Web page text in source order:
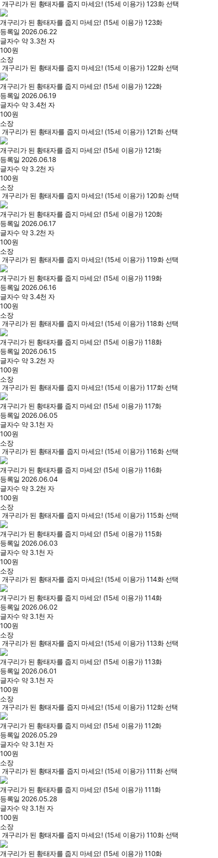
개구리가 된 황태자를 줍지 마세요! (15세 이용가) 123화 선택
개구리가 된 황태자를 줍지 마세요! (15세 이용가) 123화
등록일 2026.06.22
글자수 약 3.3천 자
100원
소장
개구리가 된 황태자를 줍지 마세요! (15세 이용가) 122화 선택
개구리가 된 황태자를 줍지 마세요! (15세 이용가) 122화
등록일 2026.06.19
글자수 약 3.4천 자
100원
소장
개구리가 된 황태자를 줍지 마세요! (15세 이용가) 121화 선택
개구리가 된 황태자를 줍지 마세요! (15세 이용가) 121화
등록일 2026.06.18
글자수 약 3.2천 자
100원
소장
개구리가 된 황태자를 줍지 마세요! (15세 이용가) 120화 선택
개구리가 된 황태자를 줍지 마세요! (15세 이용가) 120화
등록일 2026.06.17
글자수 약 3.2천 자
100원
소장
개구리가 된 황태자를 줍지 마세요! (15세 이용가) 119화 선택
개구리가 된 황태자를 줍지 마세요! (15세 이용가) 119화
등록일 2026.06.16
글자수 약 3.4천 자
100원
소장
개구리가 된 황태자를 줍지 마세요! (15세 이용가) 118화 선택
개구리가 된 황태자를 줍지 마세요! (15세 이용가) 118화
등록일 2026.06.15
글자수 약 3.2천 자
100원
소장
개구리가 된 황태자를 줍지 마세요! (15세 이용가) 117화 선택
개구리가 된 황태자를 줍지 마세요! (15세 이용가) 117화
등록일 2026.06.05
글자수 약 3.1천 자
100원
소장
개구리가 된 황태자를 줍지 마세요! (15세 이용가) 116화 선택
개구리가 된 황태자를 줍지 마세요! (15세 이용가) 116화
등록일 2026.06.04
글자수 약 3.2천 자
100원
소장
개구리가 된 황태자를 줍지 마세요! (15세 이용가) 115화 선택
개구리가 된 황태자를 줍지 마세요! (15세 이용가) 115화
등록일 2026.06.03
글자수 약 3.1천 자
100원
소장
개구리가 된 황태자를 줍지 마세요! (15세 이용가) 114화 선택
개구리가 된 황태자를 줍지 마세요! (15세 이용가) 114화
등록일 2026.06.02
글자수 약 3.1천 자
100원
소장
개구리가 된 황태자를 줍지 마세요! (15세 이용가) 113화 선택
개구리가 된 황태자를 줍지 마세요! (15세 이용가) 113화
등록일 2026.06.01
글자수 약 3.1천 자
100원
소장
개구리가 된 황태자를 줍지 마세요! (15세 이용가) 112화 선택
개구리가 된 황태자를 줍지 마세요! (15세 이용가) 112화
등록일 2026.05.29
글자수 약 3.1천 자
100원
소장
개구리가 된 황태자를 줍지 마세요! (15세 이용가) 111화 선택
개구리가 된 황태자를 줍지 마세요! (15세 이용가) 111화
등록일 2026.05.28
글자수 약 3.1천 자
100원
소장
개구리가 된 황태자를 줍지 마세요! (15세 이용가) 110화 선택
개구리가 된 황태자를 줍지 마세요! (15세 이용가) 110화